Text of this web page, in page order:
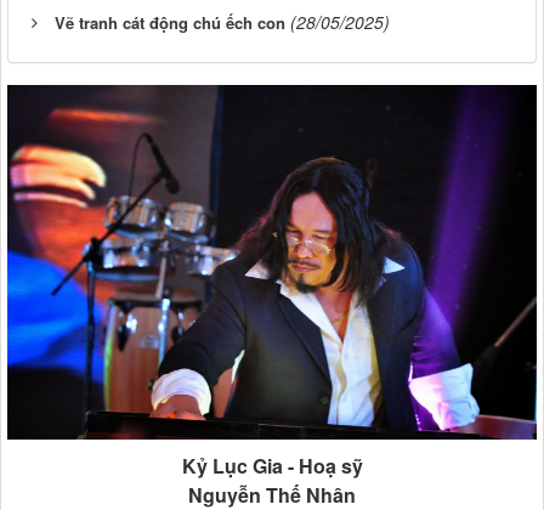
Vẽ tranh cát động chú ếch con (28/05/2025)
Kỷ Lục Gia - Hoạ sỹ
Nguyễn Thế Nhân